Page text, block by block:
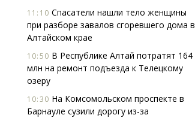
11:10 Спасатели нашли тело женщины
при разборе завалов сгоревшего дома в
Алтайском крае
10:50 В Республике Алтай потратят 164
млн на ремонт подъезда к Телецкому
озеру
10:30 На Комсомольском проспекте в
Барнауле сузили дорогу из-за